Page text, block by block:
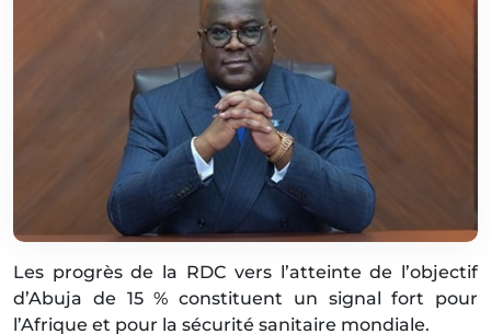
Les progrès de la RDC vers l’atteinte de l’objectif
d’Abuja de 15 % constituent un signal fort pour
l’Afrique et pour la sécurité sanitaire mondiale.